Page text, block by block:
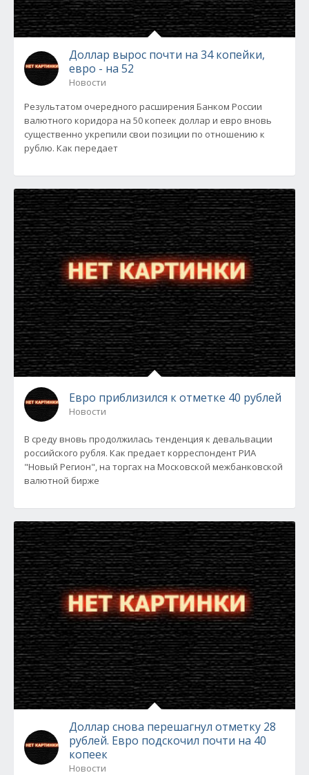
Доллар вырос почти на 34 копейки,
евро - на 52
Новости
Результатом очередного расширения Банком России
валютного коридора на 50 копеек доллар и евро вновь
существенно укрепили свои позиции по отношению к
рублю. Как передает
Евро приблизился к отметке 40 рублей
Новости
В среду вновь продолжилась тенденция к девальвации
российского рубля. Как предает корреспондент РИА
"Новый Регион", на торгах на Московской межбанковской
валютной бирже
Доллар снова перешагнул отметку 28
рублей. Евро подскочил почти на 40
копеек
Новости